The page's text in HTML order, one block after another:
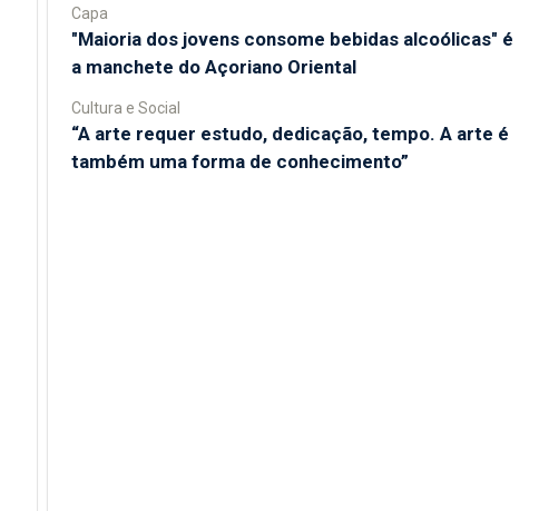
Capa
"Maioria dos jovens consome bebidas alcoólicas" é
a manchete do Açoriano Oriental
Cultura e Social
“A arte requer estudo, dedicação, tempo. A arte é
também uma forma de conhecimento”